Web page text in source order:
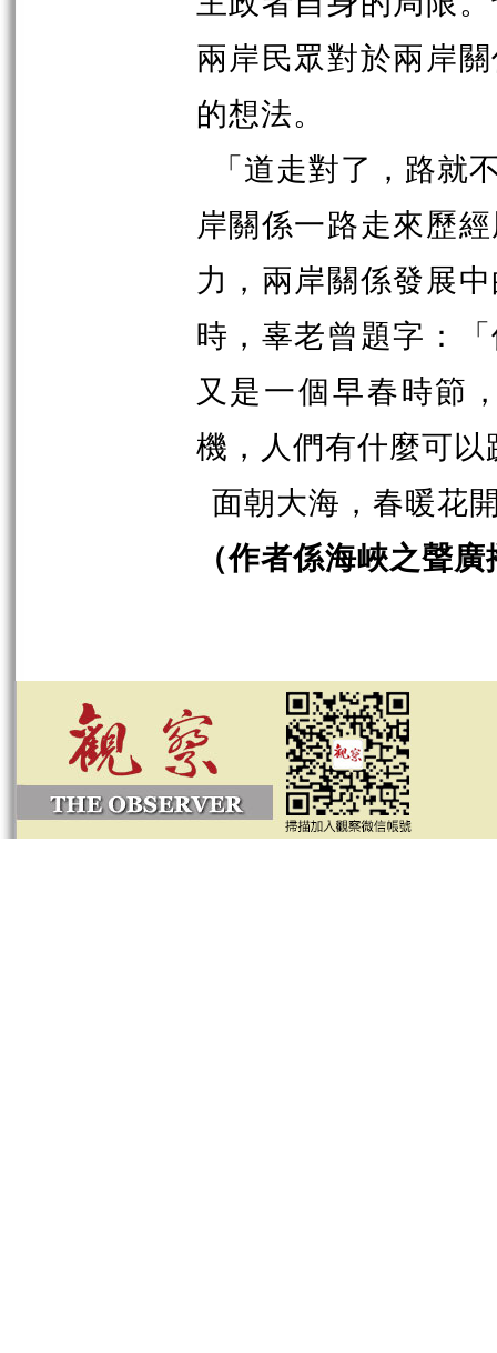
兩岸民眾對於兩岸
的想法。
「道走對了，路就
岸關係一路走來歷
力，兩岸關係發展
時，辜老曾題字：
又是一個早春時節
機，人們有什麼可
面朝大海，春暖花
（作者係海峽之聲